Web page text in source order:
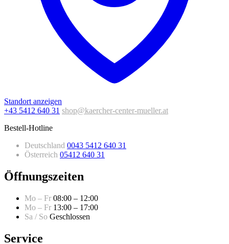
Standort anzeigen
+43 5412 640 31 shop@kaercher-center-mueller.at
Bestell-Hotline
Deutschland 0043 5412 640 31
Österreich 05412 640 31
Öffnungszeiten
Mo – Fr 08:00 – 12:00
Mo – Fr 13:00 – 17:00
Sa / So Geschlossen
Service